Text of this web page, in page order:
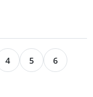
4 5 6